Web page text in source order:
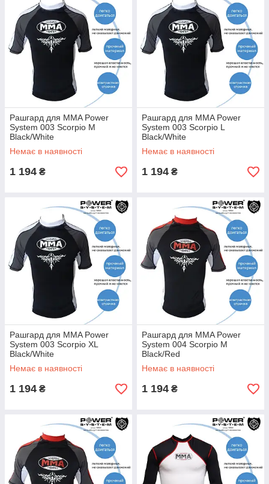
Рашгард для MMA Power
System 003 Scorpio M
Black/White
Немає в наявності
1 194 ₴
Рашгард для MMA Power
System 003 Scorpio L
Black/White
Немає в наявності
1 194 ₴
Рашгард для MMA Power
System 003 Scorpio XL
Black/White
Немає в наявності
1 194 ₴
Рашгард для MMA Power
System 004 Scorpio M
Black/Red
Немає в наявності
1 194 ₴